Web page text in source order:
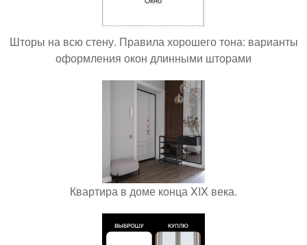
Шторы на всю стену. Правила хорошего тона: варианты
оформления окон длинными шторами
Квартира в доме конца XIX века.